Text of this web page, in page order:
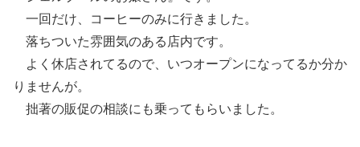
一回だけ、コーヒーのみに行きました。
落ちついた雰囲気のある店内です。
よく休店されてるので、いつオープンになってるか分か
りませんが。
拙著の販促の相談にも乗ってもらいました。